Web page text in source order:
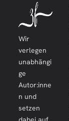
Wir
verlegen
unabhängi
ge
Autor:inne
n und
setzen